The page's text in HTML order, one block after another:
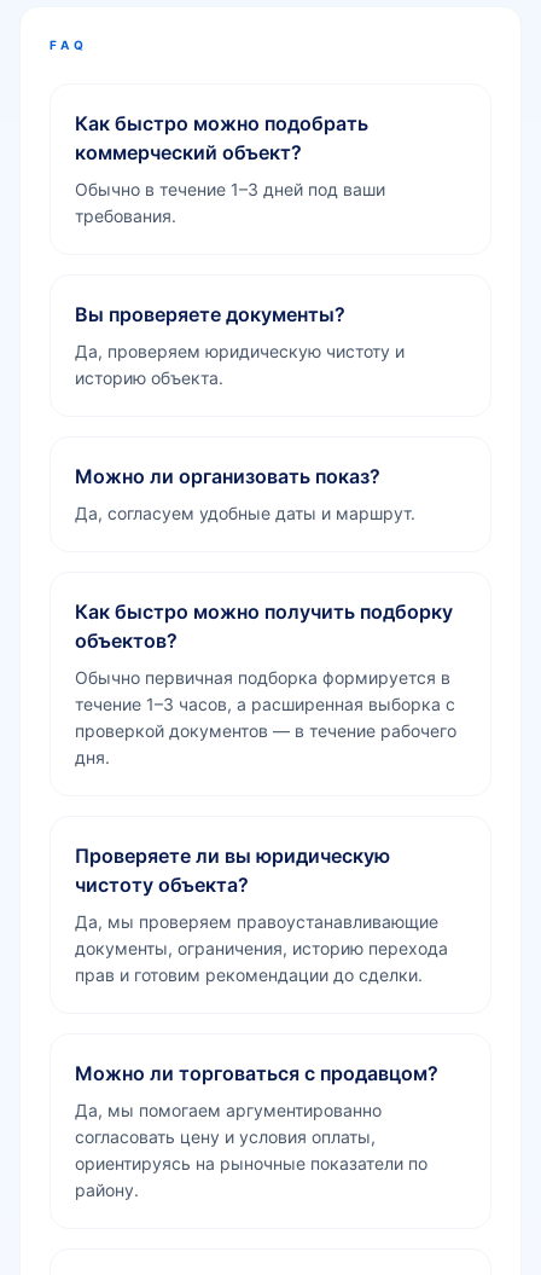
FAQ
Как быстро можно подобрать
коммерческий объект?
Обычно в течение 1–3 дней под ваши
требования.
Вы проверяете документы?
Да, проверяем юридическую чистоту и
историю объекта.
Можно ли организовать показ?
Да, согласуем удобные даты и маршрут.
Как быстро можно получить подборку
объектов?
Обычно первичная подборка формируется в
течение 1–3 часов, а расширенная выборка с
проверкой документов — в течение рабочего
дня.
Проверяете ли вы юридическую
чистоту объекта?
Да, мы проверяем правоустанавливающие
документы, ограничения, историю перехода
прав и готовим рекомендации до сделки.
Можно ли торговаться с продавцом?
Да, мы помогаем аргументированно
согласовать цену и условия оплаты,
ориентируясь на рыночные показатели по
району.